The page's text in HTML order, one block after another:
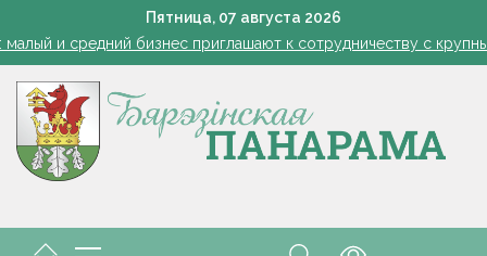
Пятница, 07 августа 2026
1 стакан в ведро — тля и плодожорка бегут: Августовская
и средний бизнес приглашают к сотрудничеству с
маршруты, ассортимент. Лукашенко обозначил слабые
возмутился качеством товаров в магазинах на селе:
1 стакан в ведро — тля и плодожорка бегут: Августовская
маршруты, ассортимент. Лукашенко обозначил слабые